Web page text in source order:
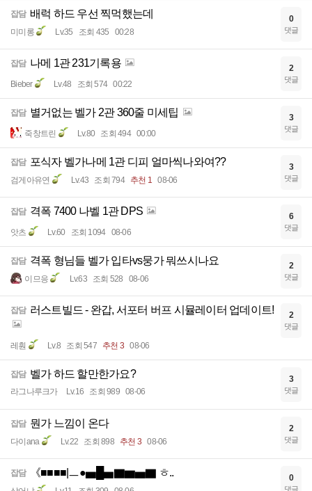
잡담 배럭 하드 우선 찍먹했는데
미미롱 Lv.35 조회 435 00:28
0
댓글
잡담 나메 1관 231기록용
Bieber Lv.48 조회 574 00:22
2
댓글
잡담 별거없는 벨가 2관 360줄 미세팁
죽창트린 Lv.80 조회 494 00:00
3
댓글
잡담 포식자 벨가나메 1관 디피 얼마씩나와여??
검게아유연 Lv.43 조회 794 추천 1 08-06
3
댓글
잡담 격폭 7400 나벨 1관 DPS
앗츠 Lv.60 조회 1094 08-06
6
댓글
잡담 격폭 형님들 벨가 입타vs뭉가 뭐쓰시나요
이므응 Lv.63 조회 528 08-06
2
댓글
잡담 러스트빌드 - 완갑, 서포터 버프 시뮬레이터 업데이트!
레훤 Lv.8 조회 547 추천 3 08-06
2
댓글
잡담 벨가 하드 할만한가요?
라그나루크가 Lv.16 조회 989 08-06
3
댓글
잡담 뭔가 느낌이 온다
다이ana Lv.22 조회 898 추천 3 08-06
2
댓글
잡담 《■■■■|ㅡ●▅█▅▇▆▅▇ ㅎ.. 0
댓글